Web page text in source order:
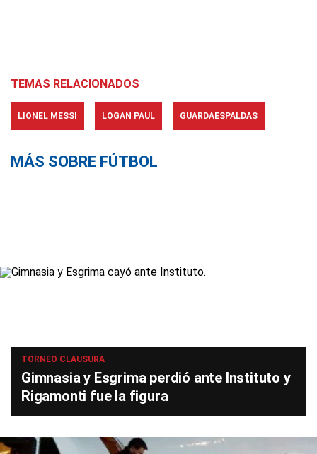
TEMAS RELACIONADOS
LIONEL MESSI LOGAN PAUL GUARDAESPALDAS
MÁS SOBRE FÚTBOL
TORNEO CLAUSURA
Gimnasia y Esgrima perdió ante Instituto y
Rigamonti fue la figura